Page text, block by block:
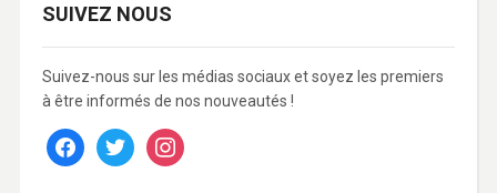
SUIVEZ NOUS
Suivez-nous sur les médias sociaux et soyez les premiers
à être informés de nos nouveautés !
facebooktwitter instagram